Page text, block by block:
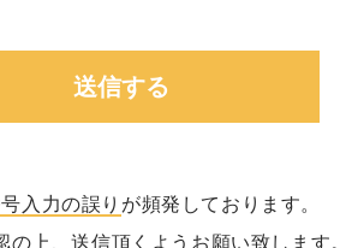
入力の誤りが頻発しております。